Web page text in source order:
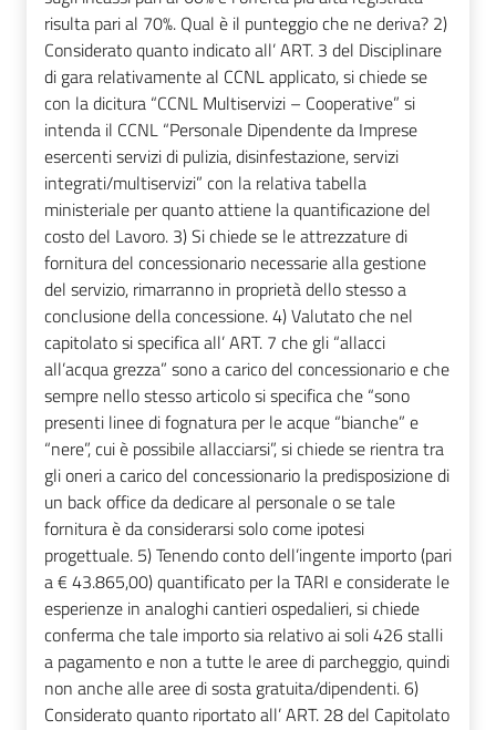
risulta pari al 70%. Qual è il punteggio che ne deriva? 2)
Considerato quanto indicato all’ ART. 3 del Disciplinare
di gara relativamente al CCNL applicato, si chiede se
con la dicitura “CCNL Multiservizi – Cooperative” si
intenda il CCNL “Personale Dipendente da Imprese
esercenti servizi di pulizia, disinfestazione, servizi
integrati/multiservizi” con la relativa tabella
ministeriale per quanto attiene la quantificazione del
costo del Lavoro. 3) Si chiede se le attrezzature di
fornitura del concessionario necessarie alla gestione
del servizio, rimarranno in proprietà dello stesso a
conclusione della concessione. 4) Valutato che nel
capitolato si specifica all’ ART. 7 che gli “allacci
all’acqua grezza” sono a carico del concessionario e che
sempre nello stesso articolo si specifica che “sono
presenti linee di fognatura per le acque “bianche” e
“nere”, cui è possibile allacciarsi”, si chiede se rientra tra
gli oneri a carico del concessionario la predisposizione di
un back office da dedicare al personale o se tale
fornitura è da considerarsi solo come ipotesi
progettuale. 5) Tenendo conto dell’ingente importo (pari
a € 43.865,00) quantificato per la TARI e considerate le
esperienze in analoghi cantieri ospedalieri, si chiede
conferma che tale importo sia relativo ai soli 426 stalli
a pagamento e non a tutte le aree di parcheggio, quindi
non anche alle aree di sosta gratuita/dipendenti. 6)
Considerato quanto riportato all’ ART. 28 del Capitolato